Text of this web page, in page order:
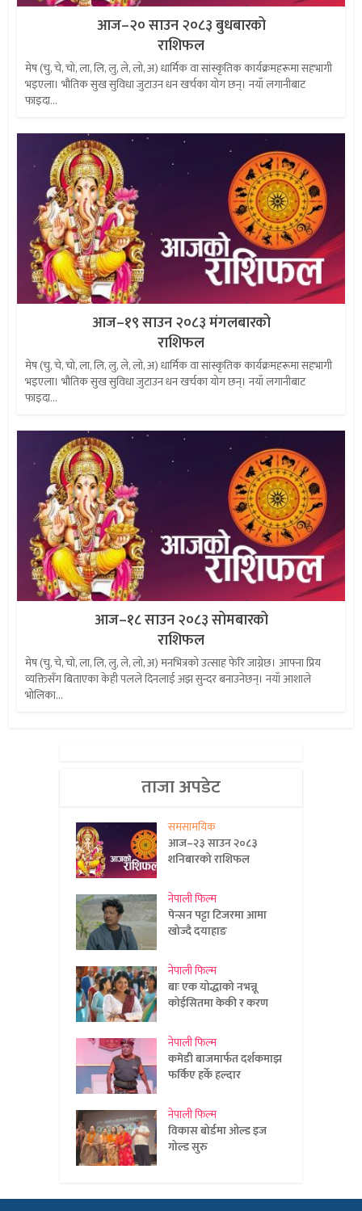
आज–२० साउन २०८३ बुधबारको
राशिफल
मेष (चु, चे, चो, ला, लि, लु, ले, लो, अ) धार्मिक वा सांस्कृतिक कार्यक्रमहरूमा सहभागी
भइएला। भौतिक सुख सुविधा जुटाउन धन खर्चका योग छन्। नयाँ लगानीबाट
फाइदा...
आज–१९ साउन २०८३ मंगलबारको
राशिफल
मेष (चु, चे, चो, ला, लि, लु, ले, लो, अ) धार्मिक वा सांस्कृतिक कार्यक्रमहरूमा सहभागी
भइएला। भौतिक सुख सुविधा जुटाउन धन खर्चका योग छन्। नयाँ लगानीबाट
फाइदा...
आज–१८ साउन २०८३ सोमबारको
राशिफल
मेष (चु, चे, चो, ला, लि, लु, ले, लो, अ) मनभित्रको उत्साह फेरि जाग्नेछ। आफ्ना प्रिय
व्यक्तिसँग बिताएका केही पलले दिनलाई अझ सुन्दर बनाउनेछन्। नयाँ आशाले
भोलिका...
ताजा अपडेट
समसामयिक
आज–२३ साउन २०८३
शनिबारको राशिफल
नेपाली फिल्म
पेन्सन पट्टा टिजरमा आमा
खोज्दै दयाहाङ
नेपाली फिल्म
बाः एक योद्धाको नभन्नू
कोईसितमा केकी र करण
नेपाली फिल्म
कमेडी बाजमार्फत दर्शकमाझ
फर्किए हर्के हल्दार
नेपाली फिल्म
विकास बोर्डमा ओल्ड इज
गोल्ड सुरु